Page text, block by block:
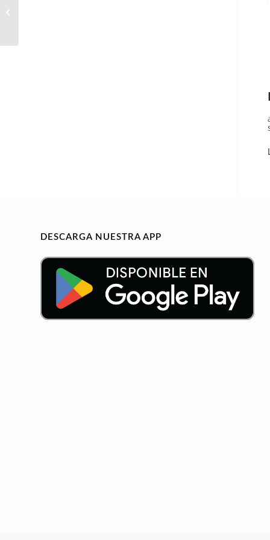
DESCARGA NUESTRA APP